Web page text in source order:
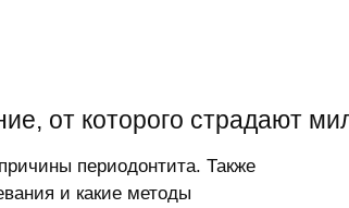
от которого страдают
периодонтита. Также
и какие методы